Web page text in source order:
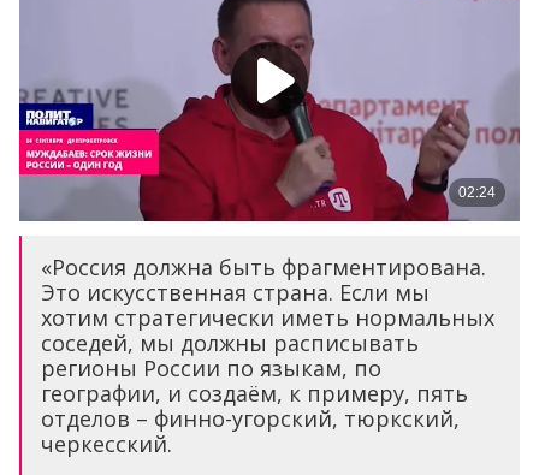
«Россия должна быть фрагментирована.
Это искусственная страна. Если мы
хотим стратегически иметь нормальных
соседей, мы должны расписывать
регионы России по языкам, по
географии, и создаём, к примеру, пять
отделов – финно-угорский, тюркский,
черкесский.